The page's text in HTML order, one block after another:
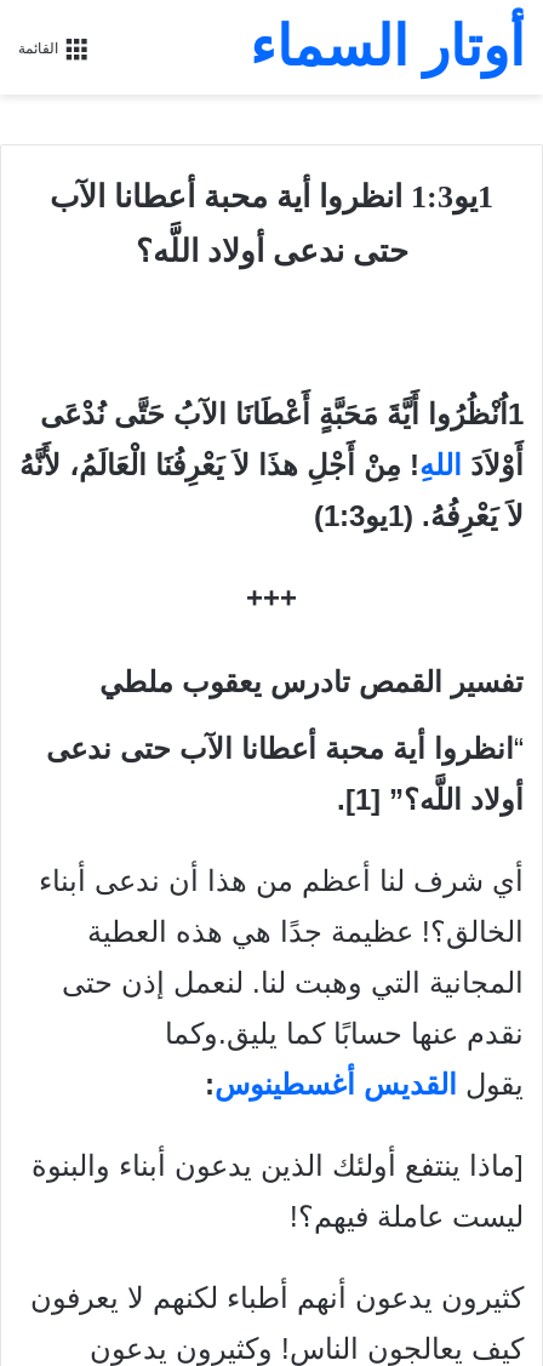
القائمة أوتار السماء
1يو1:3 انظروا أية محبة أعطانا الآب
حتى ندعى أولاد اللَّه؟
1اُنْظُرُوا أَيَّةَ مَحَبَّةٍ أَعْطَانَا الآبُ حَتَّى نُدْعَى
أَوْلاَدَ اللهِ! مِنْ أَجْلِ هذَا لاَ يَعْرِفُنَا الْعَالَمُ، لأَنَّهُ
لاَ يَعْرِفُهُ. (1يو1:3)
+++
تفسير القمص تادرس يعقوب ملطي
“ انظروا أية محبة أعطانا الآب حتى ندعى
أولاد اللَّه؟” [1].
أي شرف لنا أعظم من هذا أن ندعى أبناء
الخالق؟! عظيمة جدًا هي هذه العطية
المجانية التي وهبت لنا. لنعمل إذن حتى
نقدم عنها حسابًا كما يليق.وكما
يقول القديس أغسطينوس:
[ماذا ينتفع أولئك الذين يدعون أبناء والبنوة
ليست عاملة فيهم؟!
كثيرون يدعون أنهم أطباء لكنهم لا يعرفون
كيف يعالجون الناس! وكثيرون يدعون